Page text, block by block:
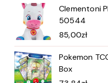
Clementoni
50544
85,00zł
Pokemon
Box